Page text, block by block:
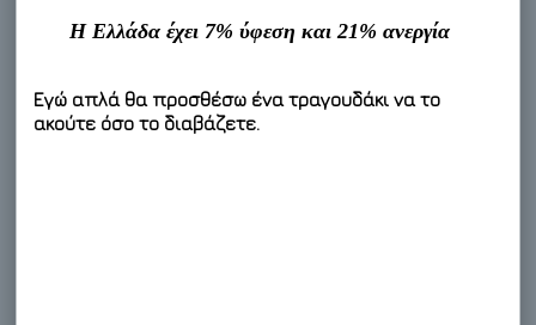
Η Ελλάδα έχει 7% ύφεση και 21% ανεργία
Εγώ απλά θα προσθέσω ένα τραγουδάκι να το
ακούτε όσο το διαβάζετε.